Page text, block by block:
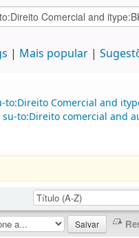
Mais popular
Comercial and
to:Direito comercial and